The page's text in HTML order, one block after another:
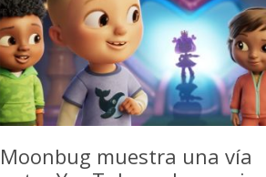
Moonbug muestra una vía